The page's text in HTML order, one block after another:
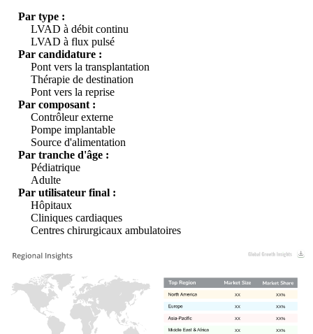
Par type :
LVAD à débit continu
LVAD à flux pulsé
Par candidature :
Pont vers la transplantation
Thérapie de destination
Pont vers la reprise
Par composant :
Contrôleur externe
Pompe implantable
Source d'alimentation
Par tranche d'âge :
Pédiatrique
Adulte
Par utilisateur final :
Hôpitaux
Cliniques cardiaques
Centres chirurgicaux ambulatoires
XX%
XX
XX%
XX
XX%
XX
XX%
XX